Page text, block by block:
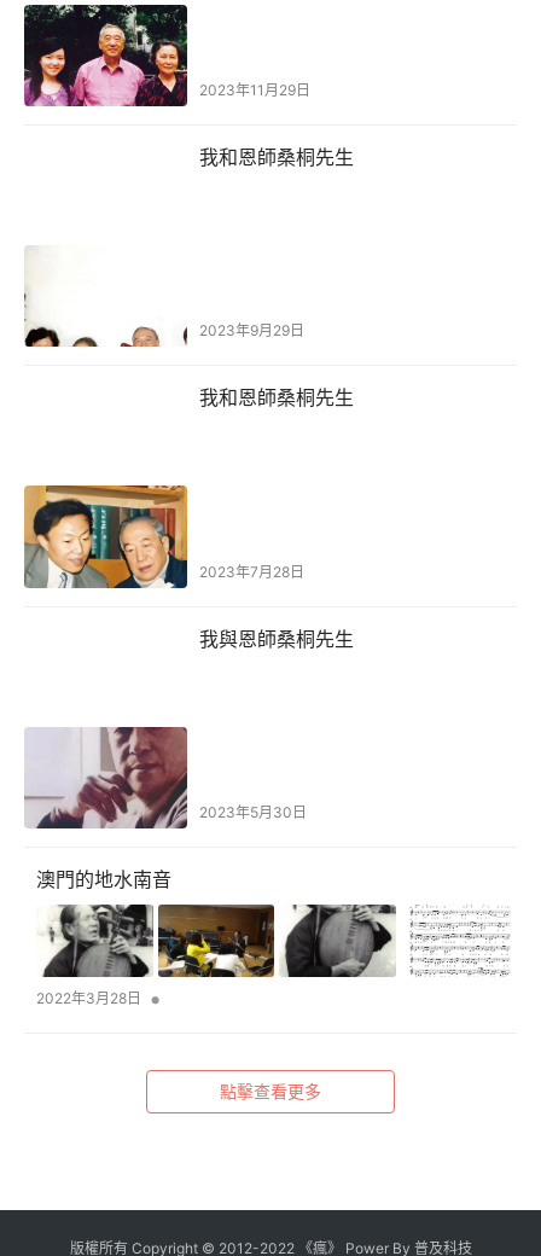
2023年11月29日
我和恩師桑桐先生
2023年9月29日
我和恩師桑桐先生
2023年7月28日
我與恩師桑桐先生
2023年5月30日
澳門的地水南音
2022年3月28日 •
點擊查看更多
版權所有 Copyright © 2012-2022《瘋》 Power By 普及科技